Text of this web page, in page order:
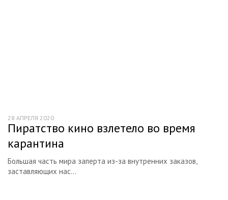
Документальные
Короткометражные
Арт-хаус и авторское кино
Мюзиклы
Пиратство кино взлетело во время
карантина
Большая часть мира заперта из-за внутренних заказов,
заставляющих нас...
28 АПРЕЛЯ 2020